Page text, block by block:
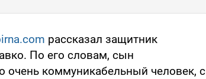
рассказал защитник
По его словам, сын
очень коммуникабельный человек, с